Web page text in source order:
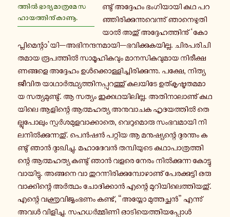
ത്തിൽ ഭാര്യ മാ­ത്ര­മേ സ­
ഹാ­യ­ത്തി­നു് കാണൂ.
ണ്ടു് അ­ദ്ദേ­ഹം ഭം­ഗി­യാ­യി കഥ പ­റ­
ഞ്ഞി­രി­ക്കു­ന്നു­വെ­ന്നു് ഞാ­നെ­ഴു­തി­
യാൽ അതു് അ­ദ്ദേ­ഹ­ത്തി­നു് ‘കോ­
പ്ലി­മെ­ന്റാ’യി—അ­ഭി­ന­ന്ദ­ന­മാ­യി—ഭ­വി­ക്കു­ക­യി­ല്ല. ചി­ര­പ­രി­ചി­
ത­മാ­യ രൂ­പ­ത്തിൽ സാ­മൂ­ഹി­ക­വും മാ­ന­സി­ക­വു­മാ­യ നി­രീ­ക്ഷ­
ണ­ങ്ങ­ളെ അ­ദ്ദേ­ഹം ഉൾ­ക്കൊ­ള്ളി­ച്ചി­രി­ക്കു­ന്നു. പക്ഷേ, നി­ത്യ­
ജീ­വി­ത യാ­ഥാർ­ത്ഥ്യ­ത്തി­ന­പ്പു­റ­ത്തു് ക­ല­യി­ടേ ഉ­ത്കൃ­ഷ്ട­ത­മ­മാ­
യ സ­ത്യ­മു­ണ്ടു്. ആ സത്യം ഇ­ക്ക­ഥ­യി­ലി­ല്ല. അ­തി­നാ­ലാ­ണു് ക­ഥ­
യി­ലെ ആ­ളി­ന്റെ ആ­ത്മ­ഹ­ത്യ അ­നു­വാ­ച­ക ഹൃ­ദ­യ­ത്തിൽ തെ­
ല്ലു­പോ­ലും സ്പർ­ശ­മു­ള­വാ­ക്കാ­തെ, വെ­റു­മൊ­രു സം­ഭ­വ­മാ­യി നി­
ല­നിൽ­ക്കു­ന്ന­തു്. പെൻഷൻ പ­റ്റി­യ ആ മ­നു­ഷ്യ­ന്റെ ദു­ര­ന്തം ക­
ണ്ടു് ഞാൻ ദുഃ­ഖി­ച്ചു. മ­ഹാ­ദേ­വൻ ത­മ്പി­യു­ടെ ക­ഥാ­പാ­ത്ര­ത്തി­
ന്റെ ആ­ത്മ­ഹ­ത്യ ക­ണ്ടു് ഞാൻ വളരെ നേരം നിൽ­ക്കു­ന്ന കോ­ട്ടു­
വാ­യി­ട്ടു. അ­ങ്ങ­നെ വാ തു­റ­ന്നി­രി­ക്കു­മ്പോ­ഴാ­ണു് പേ­ര­ക്കു­ട്ടി ഒരു
വാ­ക്കി­ന്റെ അർ­ത്ഥം ചോ­ദി­ക്കാൻ എന്റെ മു­റി­യി­ലെ­ത്തി­യ­തു്.
എന്റെ വ­ക്ത്ര­വി­ജൃം­ഭ­ണം കണ്ട്, “അയ്യോ മു­ത്ത­ച്ഛൻ” എ­ന്നു്
അവൾ വി­ളി­ച്ചു. സ­ഹ­ധർ­മ്മി­ണി ഓ­ടി­യെ­ത്തി­യ­പ്പോൾ